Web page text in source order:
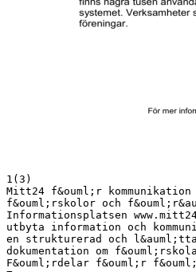
1(3)
Mitt24 f&ouml;r kommunikation
f&ouml;rskolor och
Informationsplatsen
utbyta information och
en strukturerad och
dokumentation om
F&ouml;rdelar f&ouml;r